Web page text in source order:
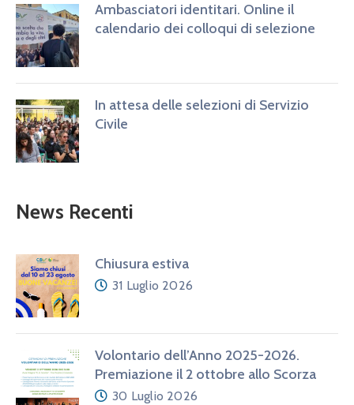
Ambasciatori identitari. Online il
calendario dei colloqui di selezione
In attesa delle selezioni di Servizio
Civile
News Recenti
Chiusura estiva
31 Luglio 2026
Volontario dell’Anno 2025-2026.
Premiazione il 2 ottobre allo Scorza
30 Luglio 2026